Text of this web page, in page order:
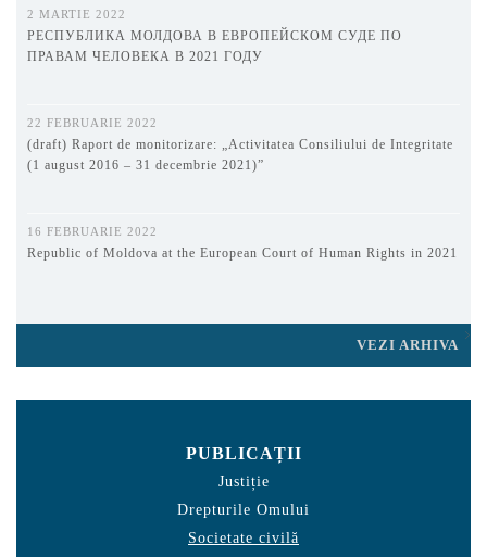
2 MARTIE 2022
РЕСПУБЛИКА МОЛДОВА В ЕВРОПЕЙСКОМ СУДЕ ПО
ПРАВАМ ЧЕЛОВЕКА В 2021 ГОДУ
22 FEBRUARIE 2022
(draft) Raport de monitorizare: „Activitatea Consiliului de Integritate
(1 august 2016 – 31 decembrie 2021)”
16 FEBRUARIE 2022
Republic of Moldova at the European Court of Human Rights in 2021
VEZI ARHIVA
PUBLICAȚII
Justiție
Drepturile Omului
Societate civilă